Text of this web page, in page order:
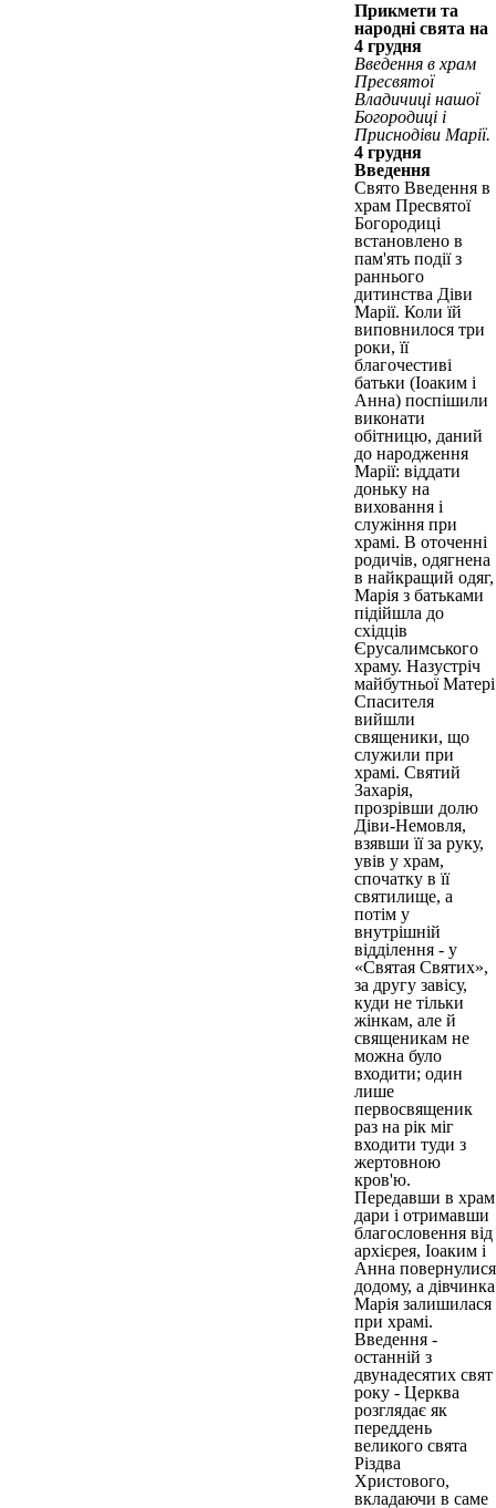
Прикмети та
народні свята на
4 грудня
Введення в храм
Пресвятої
Владичиці нашої
Богородиці і
Приснодіви Марії.
4 грудня
Введення
Свято Введення в
храм Пресвятої
Богородиці
встановлено в
пам'ять події з
раннього
дитинства Діви
Марії. Коли їй
виповнилося три
роки, її
благочестиві
батьки (Іоаким і
Анна) поспішили
виконати
обітницю, даний
до народження
Марії: віддати
доньку на
виховання і
служіння при
храмі. В оточенні
родичів, одягнена
в найкращий одяг,
Марія з батьками
підійшла до
східців
Єрусалимського
храму. Назустріч
майбутньої Матері
Спасителя
вийшли
священики, що
служили при
храмі. Святий
Захарія,
прозрівши долю
Діви-Немовля,
взявши її за руку,
увів у храм,
спочатку в її
святилище, а
потім у
внутрішній
відділення - у
«Святая Святих»,
за другу завісу,
куди не тільки
жінкам, але й
священикам не
можна було
входити; один
лише
первосвященик
раз на рік міг
входити туди з
жертовною
кров'ю.
Передавши в храм
дари і отримавши
благословення від
архієрея, Іоаким і
Анна повернулися
додому, а дівчинка
Марія залишилася
при храмі.
Введення -
останній з
двунадесятих свят
року - Церква
розглядає як
переддень
великого свята
Різдва
Христового,
вкладаючи в саме